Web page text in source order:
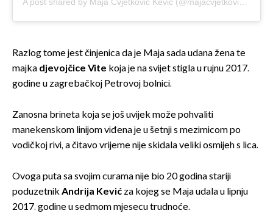
Razlog tome jest činjenica da je Maja sada udana žena te
majka djevojčice Vite koja je na svijet stigla u rujnu 2017.
godine u zagrebačkoj Petrovoj bolnici.
Zanosna brineta koja se još uvijek može pohvaliti
manekenskom linijom viđena je u šetnji s mezimicom po
vodičkoj rivi, a čitavo vrijeme nije skidala veliki osmijeh s lica.
Ovoga puta sa svojim curama nije bio 20 godina stariji
poduzetnikAndrija Kevićza kojeg se Maja udala u lipnju
2017. godine u sedmom mjesecu trudnoće.